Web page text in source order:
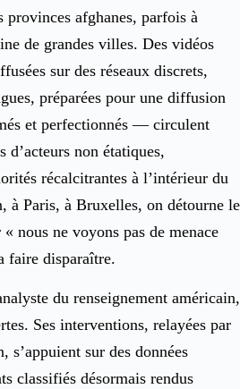
provinces afghanes, parfois à
de grandes villes. Des vidéos
sur des réseaux discrets,
préparées pour une diffusion
et perfectionnés — circulent
d’acteurs non étatiques,
récalcitrantes à l’intérieur du
à Paris, à Bruxelles, on détourne le
nous ne voyons pas de menace
faire disparaître.
du renseignement américain,
Ses interventions, relayées par
s’appuient sur des données
classifiés désormais rendus